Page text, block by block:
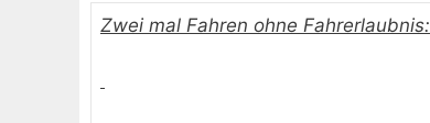
Zwei mal Fahren ohne Fahrerlaubnis: